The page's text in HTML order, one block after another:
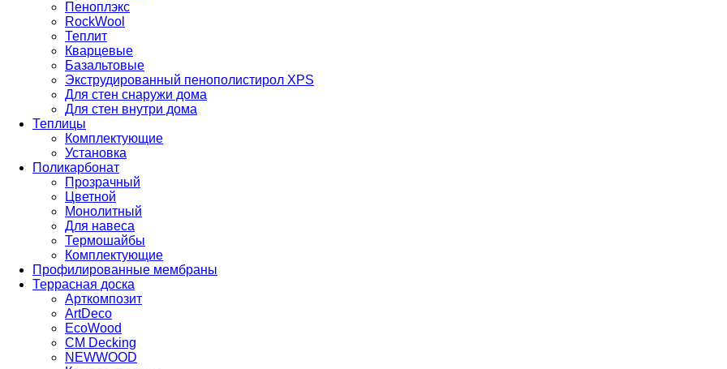
Пеноплэкс
RockWool
Теплит
Кварцевые
Базальтовые
Экструдированный пенополистирол XPS
Для стен снаружи дома
Для стен внутри дома
Теплицы
Комплектующие
Установка
Поликарбонат
Прозрачный
Цветной
Монолитный
Для навеса
Термошайбы
Комплектующие
Профилированные мембраны
Террасная доска
Арткомпозит
ArtDeco
EcoWood
CM Decking
NEWWOOD